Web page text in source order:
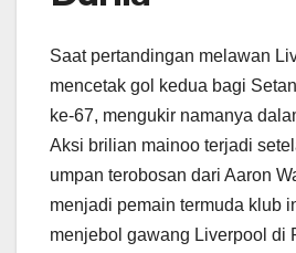
Saat pertandingan melawan
mencetak gol kedua bagi
ke-67, mengukir namanya
Aksi brilian mainoo terjadi
umpan terobosan dari Aaron
menjadi pemain termuda klub
menjebol gawang Liverpool di